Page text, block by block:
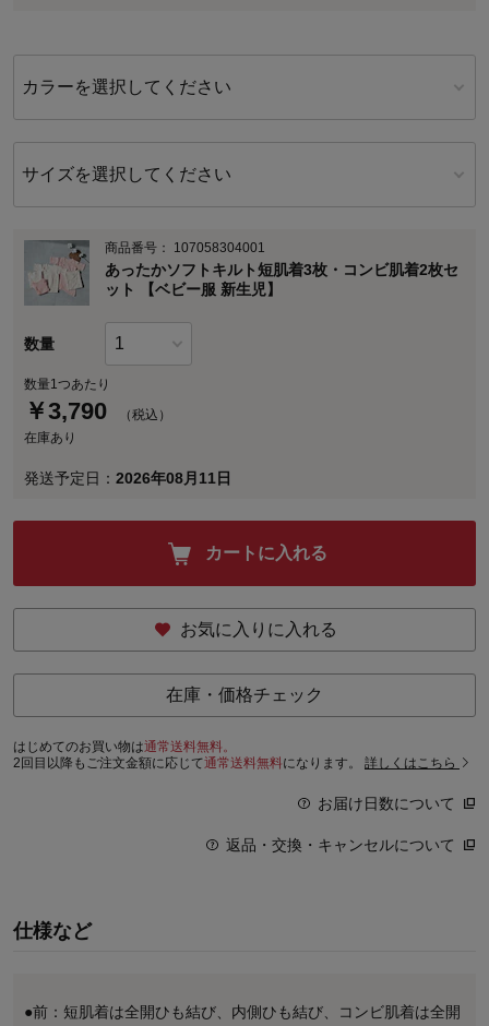
カラーを選択してください
サイズを選択してください
商品番号： 107058304001
あったかソフトキルト短肌着3枚・コンビ肌着2枚セ
ット 【ベビー服 新生児】
数量
数量1つあたり
￥3,790
（税込）
在庫あり
発送予定日： 2026年08月11日
カートに入れる
お気に入りに入れる
在庫・価格チェック
はじめてのお買い物は通常送料無料。
2回目以降もご注文金額に応じて通常送料無料になります。 詳しくはこちら
お届け日数について
返品・交換・キャンセルについて
仕様など
●前：短肌着は全開ひも結び、内側ひも結び、コンビ肌着は全開